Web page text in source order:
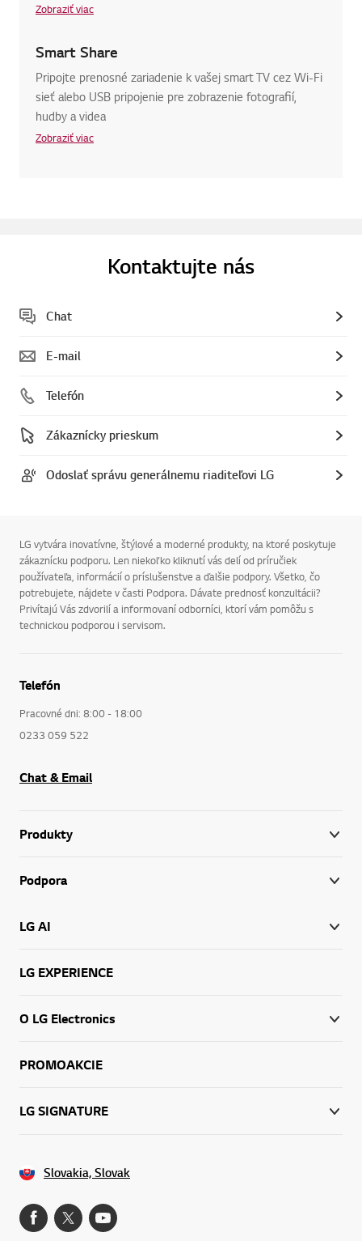
Zobraziť viac
Smart Share
Pripojte prenosné zariadenie k vašej smart TV cez Wi-Fi
sieť alebo USB pripojenie pre zobrazenie fotografií,
hudby a videa
Zobraziť viac
Kontaktujte nás
Chat
E-mail
Telefón
Zákaznícky prieskum
Odoslať správu generálnemu riaditeľovi LG
LG vytvára inovatívne, štýlové a moderné produkty, na ktoré poskytuje
zákaznícku podporu. Len niekoľko kliknutí vás delí od príručiek
používateľa, informácií o príslušenstve a ďalšie podpory. Všetko, čo
potrebujete, nájdete v časti Podpora. Dávate prednosť konzultácii?
Privítajú Vás zdvorilí a informovaní odborníci, ktorí vám pomôžu s
technickou podporou i servisom.
Telefón
Pracovné dni: 8:00 - 18:00
0233 059 522
Chat & Email
Produkty
Podpora
LG AI
LG EXPERIENCE
O LG Electronics
PROMOAKCIE
LG SIGNATURE
Slovakia, Slovak